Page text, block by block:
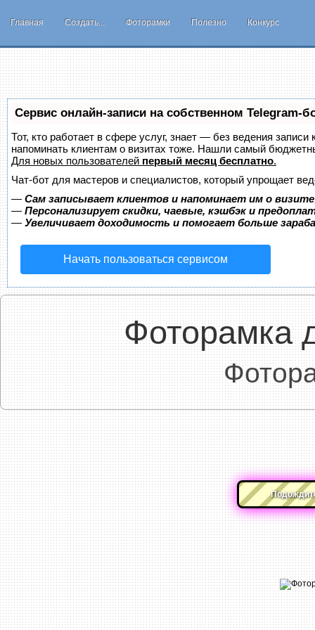
Главная Создать... Фоторамки Полезно Конкурс
Сервис онлайн-записи на собственном Telegram-
Тот, кто работает в сфере услуг, знает — без ведения
напоминать клиентам о визитах тоже. Нашли самый
Для новых пользователей первый месяц бесплатно.
Чат-бот для мастеров и специалистов, который упрощает
— Сам записывает клиентов и напоминает им о
— Персонализирует скидки, чаевые, кэшбэк и
— Увеличивает доходимость и помогает больше
Начать пользоваться сервисом
Фоторамка